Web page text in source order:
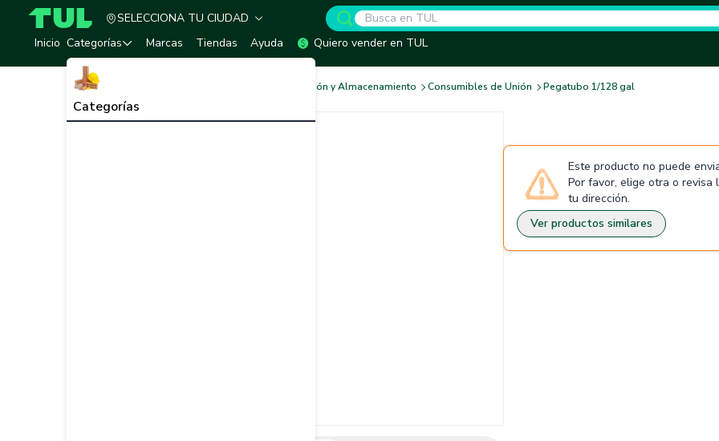
TUL - Tu Marketplace de Construcción
SELECCIONA TU CIUDAD
Inicio Categorías
Categorías
Marcas Tiendas Ayuda Quiero vender en TUL
Instalación y Almacenamiento Consumibles de Unión Pegatubo 1/128 gal
Este producto no puede
Por favor, elige otra o revisa
tu dirección.
Ver productos similares